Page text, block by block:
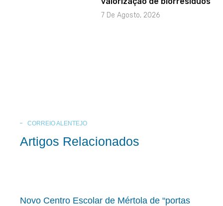
7 De Agosto, 2026
CORREIO ALENTEJO
Artigos Relacionados
Novo Centro Escolar de Mértola de “portas